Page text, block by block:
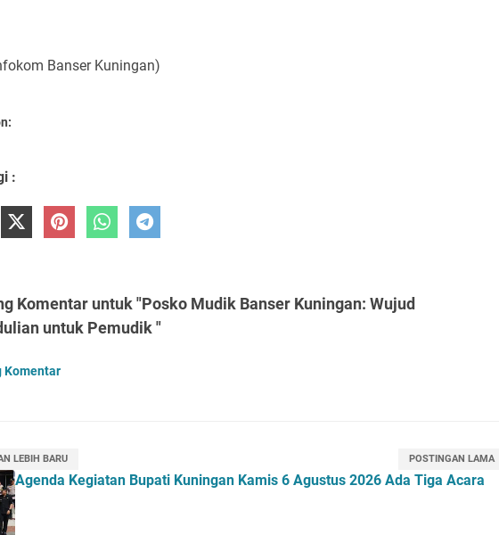
Banser Kuningan)
:
Komentar untuk "Posko Mudik Banser Kuningan: Wujud
untuk Pemudik "
Komentar
LEBIH BARU POSTINGAN LAMA
Agenda Kegiatan Bupati Kuningan Kamis 6 Agustus 2026 Ada Tiga Acara